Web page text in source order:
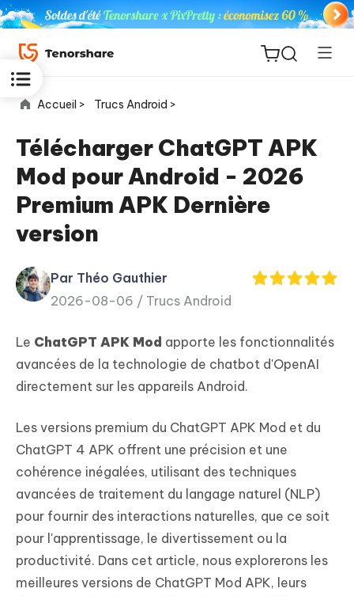
ReiBoot
for iOS
PDF
Editor
New
iAnyGo
Accueil > Trucs Android >
Télécharger ChatGPT APK
Mod pour Android - 2026
Premium APK Dernière
version
Par Théo Gauthier
2026-08-06 / Trucs Android
Le ChatGPT APK Mod apporte les fonctionnalités
avancées de la technologie de chatbot d'OpenAI
directement sur les appareils Android.
Les versions premium du ChatGPT APK Mod et du
ChatGPT 4 APK offrent une précision et une
cohérence inégalées, utilisant des techniques
avancées de traitement du langage naturel (NLP)
pour fournir des interactions naturelles, que ce soit
pour l'apprentissage, le divertissement ou la
productivité. Dans cet article, nous explorerons les
meilleures versions de ChatGPT Mod APK, leurs